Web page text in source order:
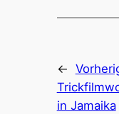
←
in Jamaika